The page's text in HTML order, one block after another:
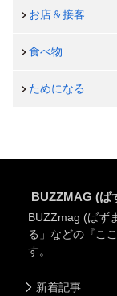
お店＆接客
食べ物
ためになる
BUZZMAG (ば
BUZZmag (ばず
る」などの『こ
す。
新着記事